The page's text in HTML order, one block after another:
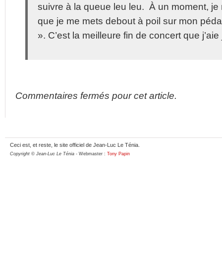
suivre à la queue leu leu. À un moment, je
que je me mets debout à poil sur mon
». C’est la meilleure fin de concert que
Commentaires fermés pour cet article.
Ceci est, et reste, le site officiel de Jean-Luc Le Ténia.
Copyright © Jean-Luc Le Ténia - Webmaster : Tony Papin